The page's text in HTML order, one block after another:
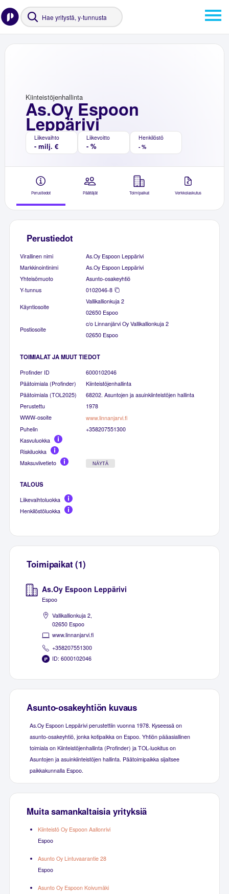
As.Oy Espoon
Leppärivi
Kiinteistöjenhallinta
Liikevaihto
- milj. €
Liikevoitto
- %
Henkilöstö
- %
Perustiedot Päättäjät Toimipaikat Verkkolaskutus
Perustiedot
Virallinen nimi
As.Oy Espoon Leppärivi
Markkinointinimi
As.Oy Espoon Leppärivi
Yhteisömuoto
Asunto-osakeyhtiö
Y-tunnus
0102046-8
Käyntiosoite
Vallikallionkuja 2
02650 Espoo
Postiosoite
c/o Linnanjärvi Oy Vallikallionkuja 2
02650 Espoo
TOIMIALAT JA MUUT TIEDOT
Profinder ID
6000102046
Päätoimiala (Profinder)
Kiinteistöjenhallinta
Päätoimiala (TOL2025)
68202. Asuntojen ja asuinkiinteistöjen hallinta
Perustettu
1978
WWW-osoite
www.linnanjarvi.fi
Puhelin
+358207551300
Kasvuluokka
Riskiluokka
Maksuviivetieto
NÄYTÄ
TALOUS
Liikevaihtoluokka
Henkilöstöluokka
Toimipaikat (1)
As.Oy Espoon Leppärivi
Espoo
Vallikallionkuja 2,
02650 Espoo
www.linnanjarvi.fi
+358207551300
ID: 6000102046
Asunto-osakeyhtiön kuvaus
As.Oy Espoon Leppärivi perustettiin vuonna 1978. Kyseessä on
asunto-osakeyhtiö, jonka kotipaikka on Espoo. Yhtiön pääasiallinen
toimiala on Kiinteistöjenhallinta (Profinder) ja TOL-luokitus on
Asuntojen ja asuinkiinteistöjen hallinta. Päätoimipaikka sijaitsee
paikkakunnalla Espoo.
Muita samankaltaisia yrityksiä
Kiinteistö Oy Espoon Aallonrivi
Espoo
Asunto Oy Lintuvaarantie 28
Espoo
Asunto Oy Espoon Koivumäki